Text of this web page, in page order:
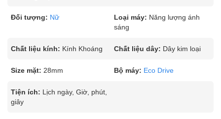
Đối tượng: Nữ Loại máy: Năng lượng ánh
sáng
Chất liệu kính: Kính Khoáng Chất liệu dây: Dây kim loại
Size mặt: 28mm Bộ máy: Eco Drive
Tiện ích: Lịch ngày, Giờ, phút,
giây